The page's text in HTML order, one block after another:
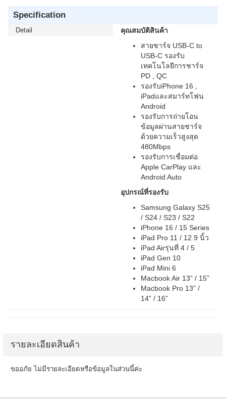
Specification
Detail
คุณสมบัติสินค้า
สายชาร์จ USB-C to
USB-C รองรับ
เทคโนโลยีการชาร์จ
PD , QC
รองรับiPhone 16 ,
iPadและสมาร์ทโฟน
Android
รองรับการถ่ายโอน
ข้อมูลผ่านสายชาร์จ
ด้วยความเร็วสูงสุด
480Mbps
รองรับการเชื่อมต่อ
Apple CarPlay และ
Android Auto
อุปกรณ์ที่รองรับ
Samsung Galaxy S25
/ S24 / S23 / S22
iPhone 16 / 15 Series
iPad Pro 11 / 12.9 นิ้ว
iPad Airรุ่นที่ 4 / 5
iPad Gen 10
iPad Mini 6
Macbook Air 13” / 15”
Macbook Pro 13” /
14” / 16”
รายละเอียดสินค้า
ขออภัย ไม่มีรายละเอียดหรือข้อมูลในส่วนนี้ค่ะ